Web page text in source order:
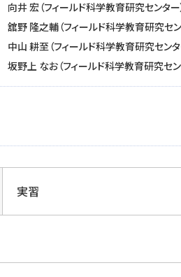
向井 宏（フィールド科学教育研究センター
舘野 隆之輔（フィールド科学教育研究セン
中山 耕至（フィールド科学教育研究センタ
坂野上 なお（フィールド科学教育研究セン
実習